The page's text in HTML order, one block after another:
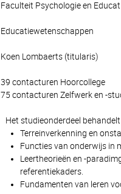
Faculteit Psychologie en
Educatiewetenschappen
Koen Lombaerts (titularis)
39 contacturen Hoorcollege
75 contacturen Zelfwerk en -
Het studieonderdeel
Terreinverkenning en
Functies van onderwijs in
Leertheorieën en -
referentiekaders.
Fundamenten van leren